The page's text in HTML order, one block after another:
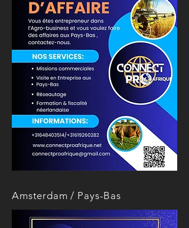
Amsterdam / Pays-Bas